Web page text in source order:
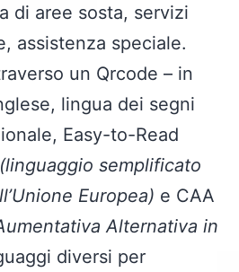
di aree sosta, servizi
assistenza speciale.
un Qrcode – in
lingua dei segni
Easy-to-Read
(linguaggio semplificato
Europea) e CAA
Alternativa in
diversi per